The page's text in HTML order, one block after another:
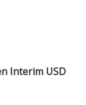
Interim USD